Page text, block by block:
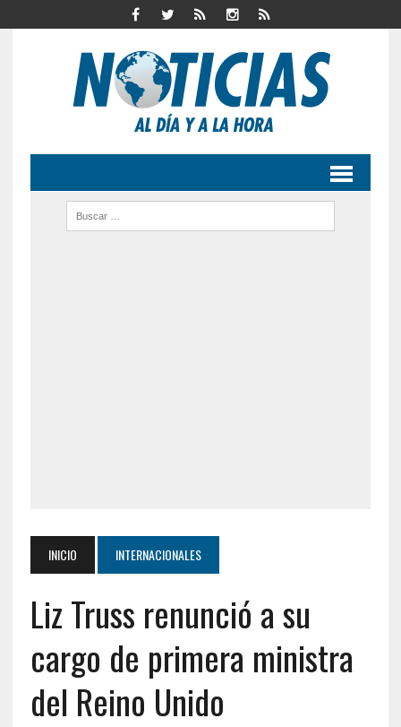
INICIO INTERNACIONALES
Liz Truss renunció a su
cargo de primera ministra
del Reino Unido